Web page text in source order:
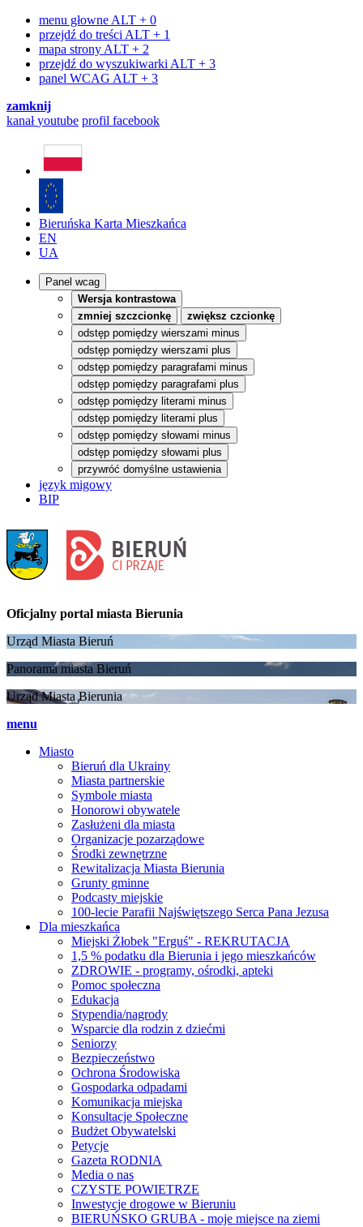
menu głowne ALT + 0
przejdź do treści ALT + 1
mapa strony ALT + 2
przejdź do wyszukiwarki ALT + 3
panel WCAG ALT + 3
zamknij
kanałyoutube profil facebook
Bieruńska Karta Mieszkańca
EN
UA
Panel wcag
Wersja kontrastowa
zmniej szczcionkę
zwiększ czcionkę
odstęp pomiędzy wierszami minus
odstęp pomiędzy wierszami plus
odstęp pomiędzy paragrafami minus
odstęp pomiędzy paragrafami plus
odstęp pomiędzy literami minus
odstęp pomiędzy literami plus
odstęp pomiędzy słowami minus
odstęp pomiędzy słowami plus
przywróć domyślne ustawienia
język migowy
BIP
Oficjalny portal miasta Bierunia
Urząd Miasta Bieruń
Panorama miasta Bieruń
Urząd Miasta Bierunia
menu
Miasto
Bieruń dla Ukrainy
Miasta partnerskie
Symbole miasta
Honorowi obywatele
Zasłużeni dla miasta
Organizacje pozarządowe
Środki zewnętrzne
Rewitalizacja Miasta Bierunia
Grunty gminne
Podcasty miejskie
100-lecie Parafii Najświętszego Serca Pana Jezusa
Dla mieszkańca
Miejski Żłobek "Erguś" - REKRUTACJA
1,5 % podatku dla Bierunia i jego mieszkańców
ZDROWIE - programy, ośrodki, apteki
Pomoc społeczna
Edukacja
Stypendia/nagrody
Wsparcie dla rodzin z dziećmi
Seniorzy
Bezpieczeństwo
Ochrona Środowiska
Gospodarka odpadami
Komunikacja miejska
Konsultacje Społeczne
Budżet Obywatelski
Petycje
Gazeta RODNIA
Media o nas
CZYSTE POWIETRZE
Inwestycje drogowe w Bieruniu
BIERUŃSKO GRUBA - moje miejsce na ziemi